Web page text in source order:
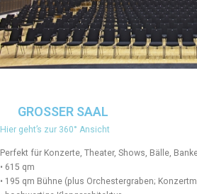
GROSSER SAAL
Hier geht’s zur 360° Ansicht
Perfekt für Konzerte, Theater, Shows, Bälle,
• 615 qm
• 195 qm Bühne (plus Orchestergraben;